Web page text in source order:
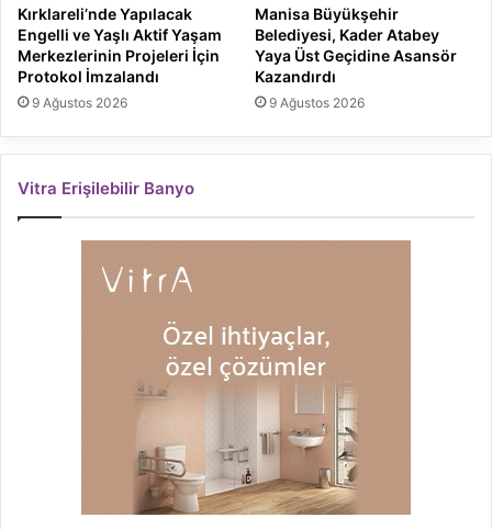
Kırklareli’nde Yapılacak
Engelli ve Yaşlı Aktif Yaşam
Merkezlerinin Projeleri İçin
Protokol İmzalandı
9 Ağustos 2026
Manisa Büyükşehir
Belediyesi, Kader Atabey
Yaya Üst Geçidine Asansör
Kazandırdı
9 Ağustos 2026
Vitra Erişilebilir Banyo